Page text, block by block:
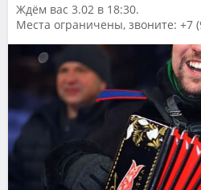
Ждём вас 3.02 в 18:30.
Места ограничены, звоните: +7